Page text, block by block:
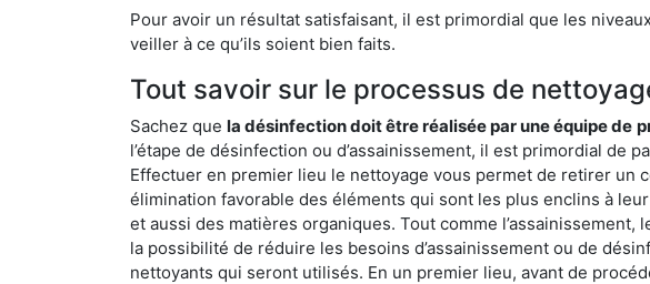
Pour avoir un résultat satisfaisant, il est primordial que les
veiller à ce qu’ils soient bien faits.
Tout savoir sur le processus de
Sachez que la désinfection doit être réalisée par une équipe de
l’étape de désinfection ou d’assainissement, il est primordial de
Effectuer en premier lieu le nettoyage vous permet de retirer un
élimination favorable des éléments qui sont les plus enclins à
et aussi des matières organiques. Tout comme
la possibilité de réduire les besoins d’assainissement ou de
nettoyants qui seront utilisés. En un premier lieu, avant de